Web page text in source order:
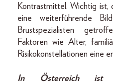
Kontrastmittel. Wichtig ist,
eine weiterführende
Brustspezialisten
Faktoren wie Alter,
Risikokonstellationen eine
In Österreich ist